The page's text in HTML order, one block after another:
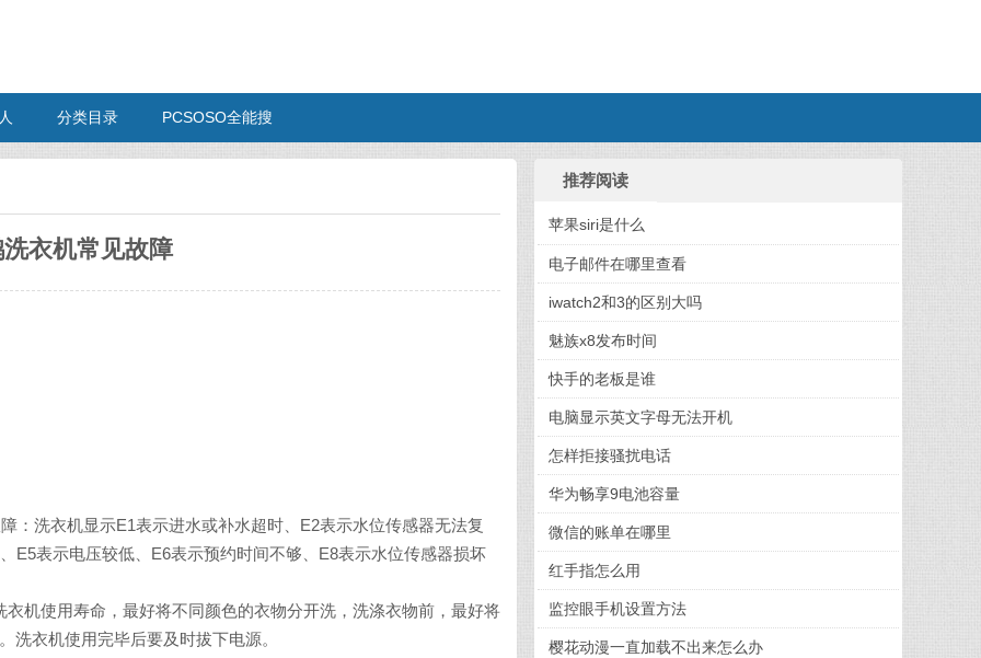
分类目录 PCSOSO全能搜
衣机常见故障
：洗衣机显示E1表示进水或补水超时、E2表示水位传感器无法复
E5表示电压较低、E6表示预约时间不够、E8表示水位传感器损坏
机使用寿命，最好将不同颜色的衣物分开洗，洗涤衣物前，最好将
洗衣机使用完毕后要及时拔下电源。
推荐阅读
苹果siri是什么
电子邮件在哪里查看
iwatch2和3的区别大吗
魅族x8发布时间
快手的老板是谁
电脑显示英文字母无法开机
怎样拒接骚扰电话
华为畅享9电池容量
微信的账单在哪里
红手指怎么用
监控眼手机设置方法
樱花动漫一直加载不出来怎么办